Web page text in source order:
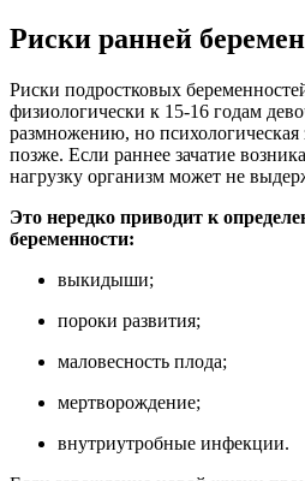
Риски ранней
Риски подростковых
физиологически к 15-16 годам
размножению, но психологическая
позже. Если раннее зачатие
нагрузку организм может не
Это нередко приводит к
беременности:
выкидыши;
пороки развития;
маловесность плода;
мертворождение;
внутриутробные инфекции.